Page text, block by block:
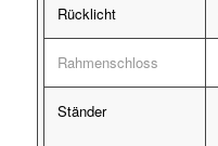
Rücklicht
Rahmenschloss
Ständer